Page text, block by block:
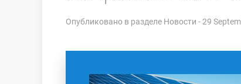
Опубликовано в разделе Новости - 29